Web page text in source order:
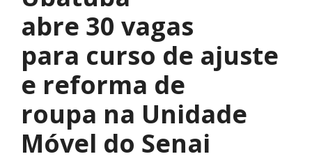
abre 30 vagas
para curso de ajuste
e reforma de
roupa na Unidade
Móvel do Senai